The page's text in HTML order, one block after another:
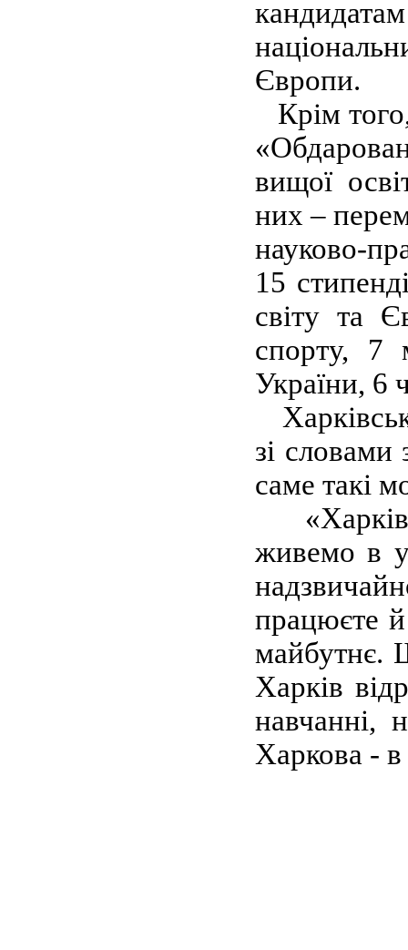
Європи.
Крім
вищої
них –
науково-
15
світу та
спорту, 7
України, 6
зі словами
саме такі
«Харків
живемо в
працюєте
майбутнє.
Харків
навчанні,
Харкова -